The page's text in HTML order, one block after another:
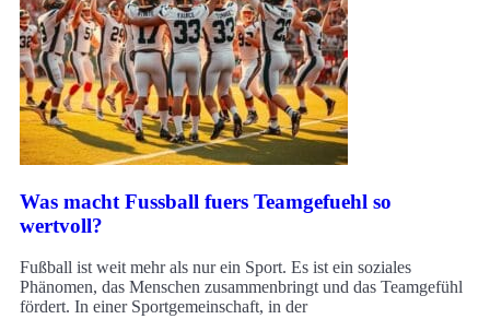
Was macht Fussball fuers Teamgefuehl so
wertvoll?
Fußball ist weit mehr als nur ein Sport. Es ist ein soziales
Phänomen, das Menschen zusammenbringt und das Teamgefühl
fördert. In einer Sportgemeinschaft, in der